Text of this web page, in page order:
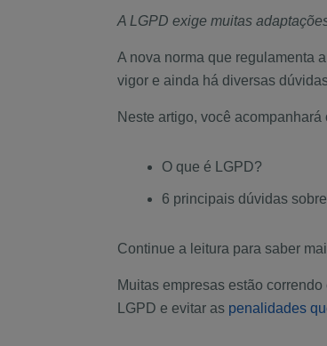
A LGPD exige muitas
A nova norma que regulamenta
vigor e ainda há diversas
Neste artigo, você
O que é LGPD?
6 principais dúvidas
Continue a leitura para saber
Muitas empresas estão
LGPD e evitar as penalidades